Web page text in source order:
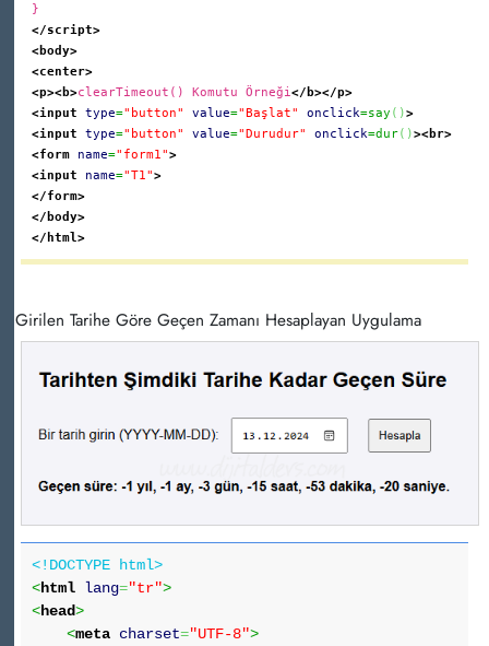
}
</script>
<body>
<center>
<p><b>clearTimeout() Komutu Örneği </b></p>
<input
type="button" value="Başlat" onclick=say ( )>
<input
type="button" value="Durudur" onclick=dur( )><br>
<form
name="form1">
<input
name="T1">
</form>
</body>
</html>
Girilen Tarihe Göre Geçen Zamanı Hesaplayan Uygulama
<!DOCTYPE html>
<html lang="tr">
<head>
<meta charset="UTF-8">